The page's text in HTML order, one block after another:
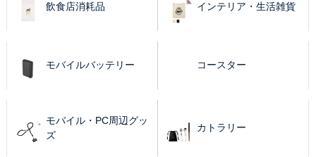
飲食店消耗品 インテリア・生活雑貨
モバイルバッテリー コースター
モバイル・PC周辺グッ
ズ
カトラリー